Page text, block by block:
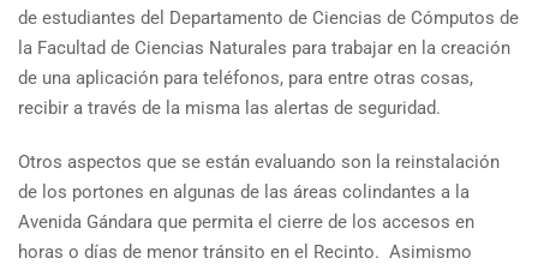
de estudiantes del Departamento de Ciencias de Cómputos de
la Facultad de Ciencias Naturales para trabajar en la creación
de una aplicación para teléfonos, para entre otras cosas,
recibir a través de la misma las alertas de seguridad.
Otros aspectos que se están evaluando son la reinstalación
de los portones en algunas de las áreas colindantes a la
Avenida Gándara que permita el cierre de los accesos en
horas o días de menor tránsito en el Recinto. Asimismo